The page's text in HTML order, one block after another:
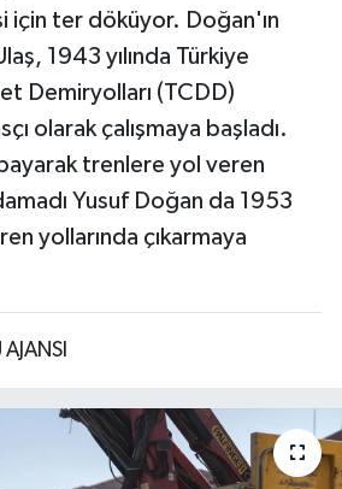
için ter döküyor. Doğan'ın
1943 yılında Türkiye
Demiryolları (TCDD)
olarak çalışmaya başladı.
trenlere yol veren
Yusuf Doğan da 1953
yollarında çıkarmaya